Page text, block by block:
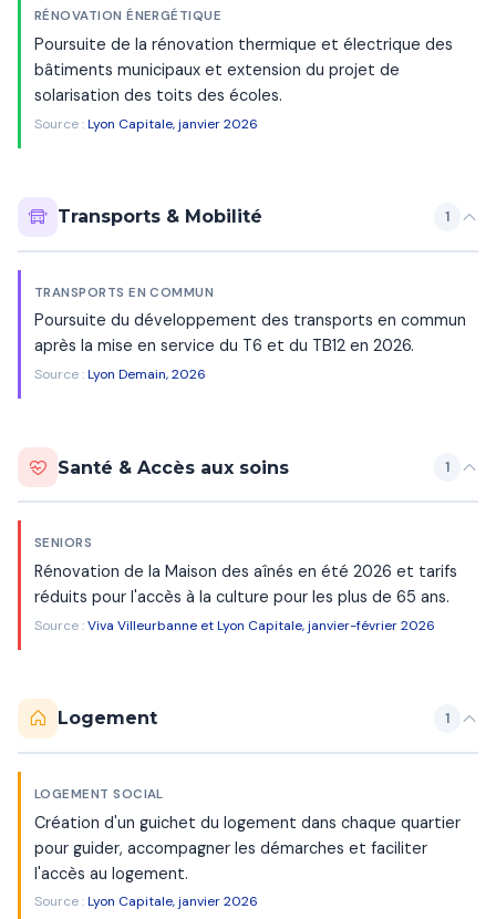
RÉNOVATION ÉNERGÉTIQUE
Poursuite de la rénovation thermique et électrique des
bâtiments municipaux et extension du projet de
solarisation des toits des écoles.
Source :Lyon Capitale, janvier 2026
Transports & Mobilité 1
TRANSPORTS EN COMMUN
Poursuite du développement des transports en commun
après la mise en service du T6 et du TB12 en 2026.
Source :Lyon Demain, 2026
Santé & Accès aux soins 1
SENIORS
Rénovation de la Maison des aînés en été 2026 et tarifs
réduits pour l'accès à la culture pour les plus de 65 ans.
Source :Viva Villeurbanne et Lyon Capitale, janvier-février 2026
Logement 1
LOGEMENT SOCIAL
Création d'un guichet du logement dans chaque quartier
pour guider, accompagner les démarches et faciliter
l'accès au logement.
Source :Lyon Capitale, janvier 2026